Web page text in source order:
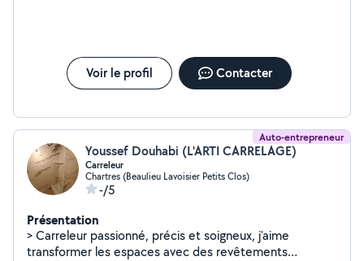
Voir le profil Contacter
Auto-entrepreneur
Youssef Douhabi (L'ARTI CARRELAGE)
Carreleur
Chartres (Beaulieu Lavoisier Petits Clos)
-/5
Présentation
> Carreleur passionné, précis et soigneux, j'aime
transformer les espaces avec des revêtements